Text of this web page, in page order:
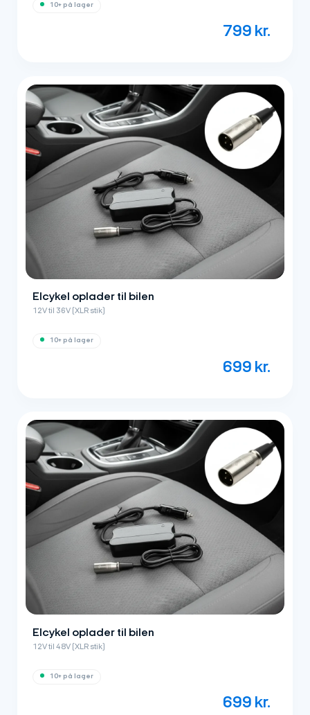
799 kr.
10+ på lager
Elcykel oplader til bilen
12V til 36V (XLR stik)
699 kr.
10+ på lager
Elcykel oplader til bilen
12V til 48V (XLR stik)
699 kr.
10+ på lager